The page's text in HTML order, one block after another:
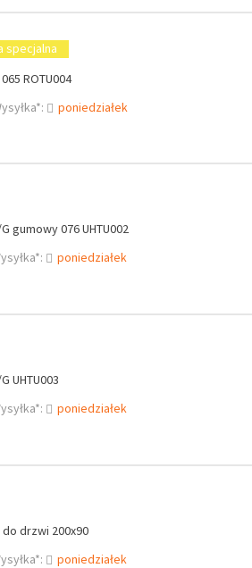
specjalna
ROTU004
poniedziałek
gumowy 076 UHTU002
poniedziałek
UHTU003
poniedziałek
drzwi 200x90
poniedziałek